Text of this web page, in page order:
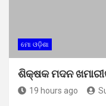
ମୋ ଓଡ଼ିଶା
ଶିକ୍ଷକ ମଦନ
19 hours ago